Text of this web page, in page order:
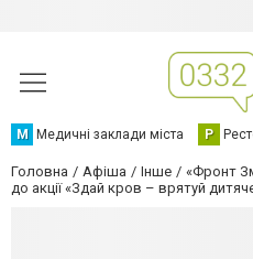
М Медичні заклади міста Р
Головна Афіша Інше
«Фронт
до акції «Здай кров – врятуй